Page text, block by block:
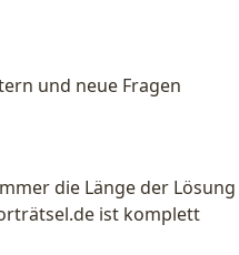
und neue Fragen
die Länge der Lösung
ist komplett